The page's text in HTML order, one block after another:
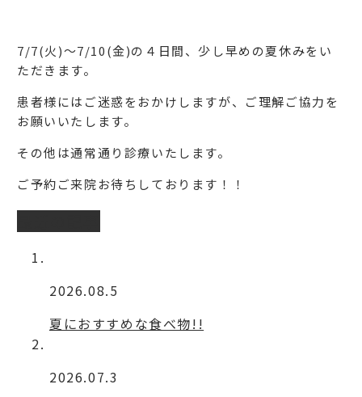
7/7(火)～7/10(金)の４日間、少し早めの夏休みをい
ただきます。
患者様にはご迷惑をおかけしますが、ご理解ご協力を
お願いいたします。
その他は通常通り診療いたします。
ご予約ご来院お待ちしております！！
2026.08.5
夏におすすめな食べ物!!
2026.07.3